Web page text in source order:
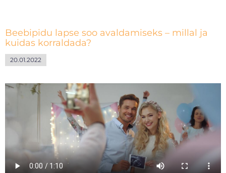
Beebipidu lapse soo avaldamiseks – millal ja
kuidas korraldada?
20.01.2022